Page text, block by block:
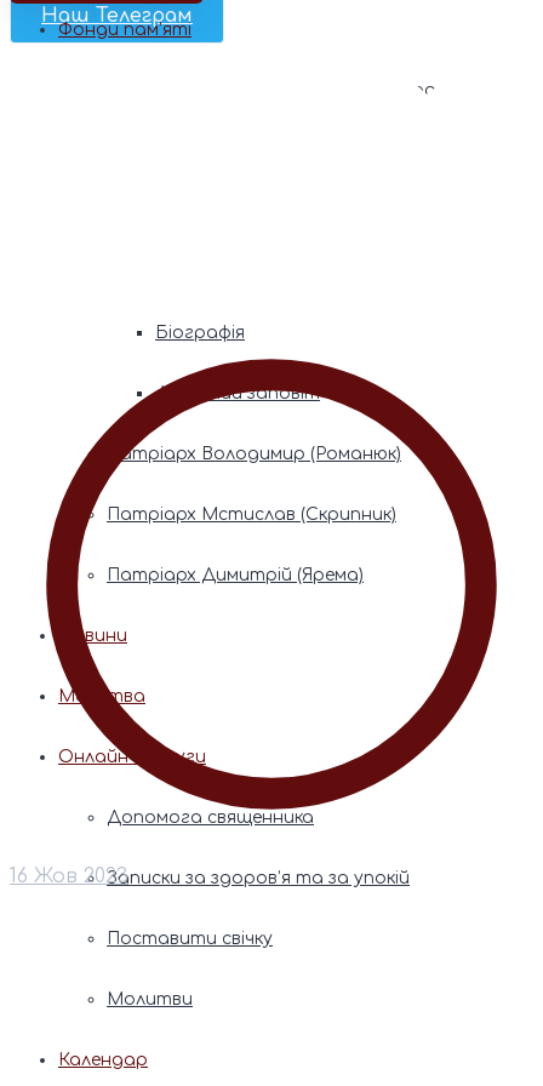
Наш Телеграм
Фонди пам’яті
Митрополита Володимира (Сабодана)
Біографія
Духовний заповіт
Патріарх Володимир (Романюк)
Патріарх Мстислав (Скрипник)
Патріарх Димитрій (Ярема)
Новини
Молитва
Онлайн послуги
Допомога священника
Записки за здоров’я та за упокій
Поставити свічку
Молитви
Календар
16 Жов 2023